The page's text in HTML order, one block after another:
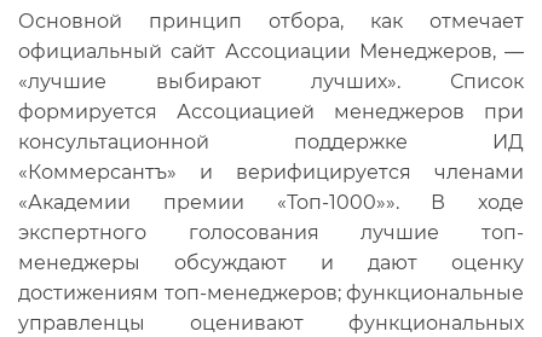
Основной принцип отбора, как отмечает
официальный сайт Ассоциации Менеджеров, —
«лучшие выбирают лучших». Список
формируется Ассоциацией менеджеров при
консультационной поддержке ИД
«Коммерсантъ» и верифицируется членами
«Академии премии «Топ-1000»». В ходе
экспертного голосования лучшие топ-
менеджеры обсуждают и дают оценку
достижениям топ-менеджеров; функциональные
управленцы оценивают функциональных